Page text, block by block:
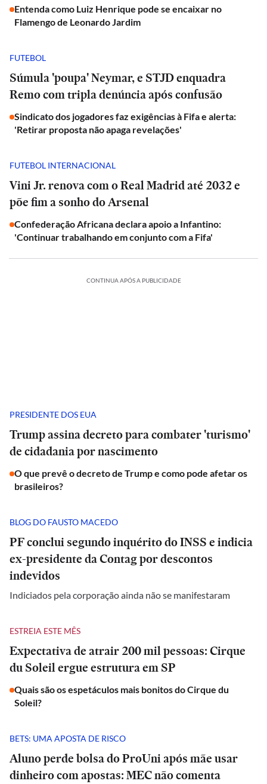
Entenda como Luiz Henrique pode se encaixar no
Flamengo de Leonardo Jardim
FUTEBOL
Súmula 'poupa' Neymar, e STJD enquadra
Remo com tripla denúncia após confusão
Sindicato dos jogadores faz exigências à Fifa e alerta:
'Retirar proposta não apaga revelações'
FUTEBOL INTERNACIONAL
Vini Jr. renova com o Real Madrid até 2032 e
põe fim a sonho do Arsenal
Confederação Africana declara apoio a Infantino:
'Continuar trabalhando em conjunto com a Fifa'
CONTINUA APÓS A PUBLICIDADE
PRESIDENTE DOS EUA
Trump assina decreto para combater 'turismo'
de cidadania por nascimento
O que prevê o decreto de Trump e como pode afetar os
brasileiros?
BLOG DO FAUSTO MACEDO
PF conclui segundo inquérito do INSS e indicia
ex-presidente da Contag por descontos
indevidos
Indiciados pela corporação ainda não se manifestaram
ESTREIA ESTE MÊS
Expectativa de atrair 200 mil pessoas: Cirque
du Soleil ergue estrutura em SP
Quais são os espetáculos mais bonitos do Cirque du
Soleil?
BETS: UMA APOSTA DE RISCO
Aluno perde bolsa do ProUni após mãe usar
dinheiro com apostas: MEC não comenta